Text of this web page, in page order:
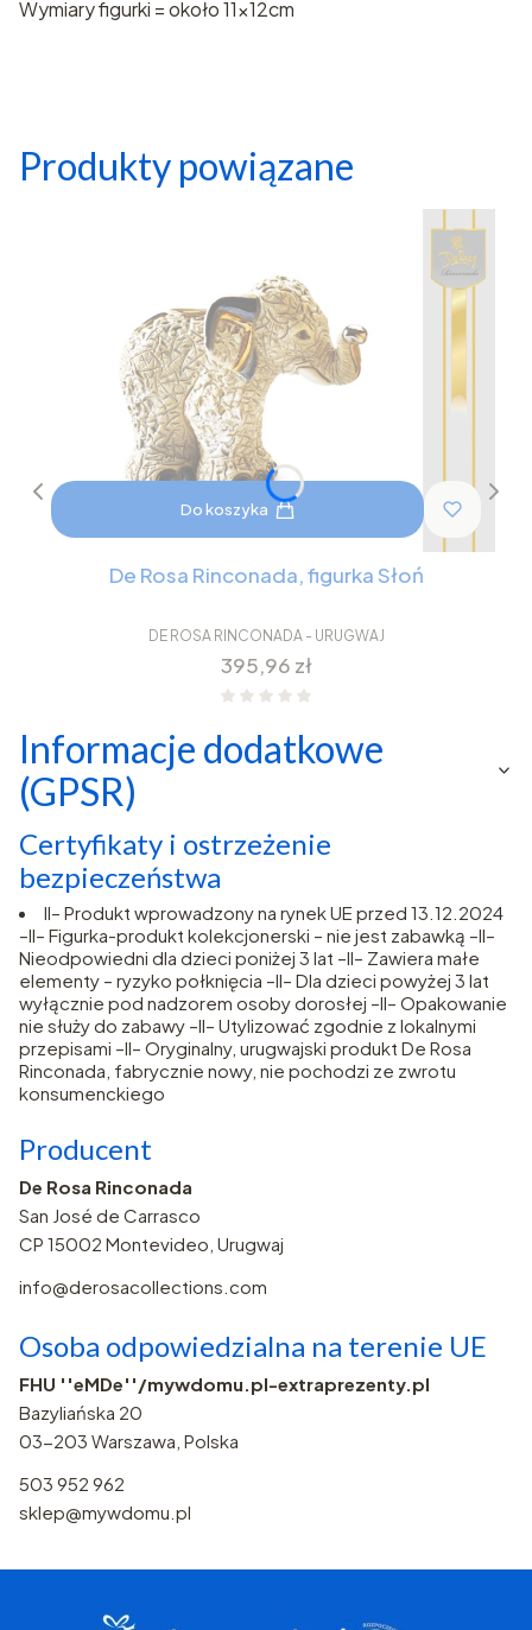
Wymiary figurki = około 11x12cm
Produkty powiązane
Do koszyka
De Rosa Rinconada, figurka Słoń
DE ROSA RINCONADA - URUGWAJ
Cena
395,96 zł
Informacje dodatkowe
(GPSR)
Certyfikaty i ostrzeżenie
bezpieczeństwa
II– Produkt wprowadzony na rynek UE przed 13.12.2024
–II– Figurka-produkt kolekcjonerski – nie jest zabawką –II–
Nieodpowiedni dla dzieci poniżej 3 lat –II– Zawiera małe
elementy – ryzyko połknięcia –II– Dla dzieci powyżej 3 lat
wyłącznie pod nadzorem osoby dorosłej –II– Opakowanie
nie służy do zabawy –II– Utylizować zgodnie z lokalnymi
przepisami –II– Oryginalny, urugwajski produkt De Rosa
Rinconada, fabrycznie nowy, nie pochodzi ze zwrotu
konsumenckiego
Producent
De Rosa Rinconada
San José de Carrasco
CP 15002 Montevideo, Urugwaj
info@derosacollections.com
Osoba odpowiedzialna na terenie UE
FHU ''eMDe''/mywdomu.pl-extraprezenty.pl
Bazyliańska 20
03-203 Warszawa, Polska
503 952 962
sklep@mywdomu.pl